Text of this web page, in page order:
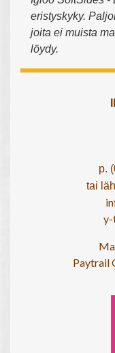
eristyskyky.
joita ei muista
löydy.
p.
tai
y-
Paytrail